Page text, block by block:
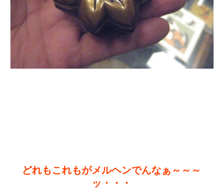
どれもこれもがメルヘンでんなぁ～～～
ッ・・・